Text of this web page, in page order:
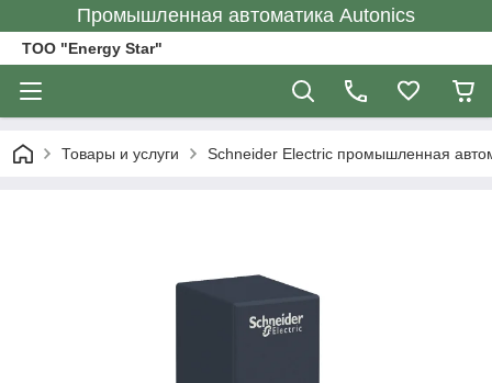
Промышленная автоматика Autonics
ТОО "Energy Star"
Товары и услуги Schneider Electric промышленная